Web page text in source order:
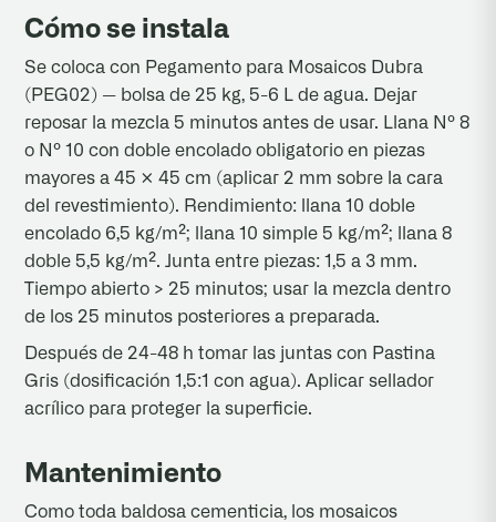
Cómo se instala
Se coloca con Pegamento para Mosaicos Dubra
(PEG02) — bolsa de 25 kg, 5-6 L de agua. Dejar
reposar la mezcla 5 minutos antes de usar. Llana Nº 8
o Nº 10 con doble encolado obligatorio en piezas
mayores a 45 × 45 cm (aplicar 2 mm sobre la cara
del revestimiento). Rendimiento: llana 10 doble
encolado 6,5 kg/m²; llana 10 simple 5 kg/m²; llana 8
doble 5,5 kg/m². Junta entre piezas: 1,5 a 3 mm.
Tiempo abierto > 25 minutos; usar la mezcla dentro
de los 25 minutos posteriores a preparada.
Después de 24-48 h tomar las juntas con Pastina
Gris (dosificación 1,5:1 con agua). Aplicar sellador
acrílico para proteger la superficie.
Mantenimiento
Como toda baldosa cementicia, los mosaicos